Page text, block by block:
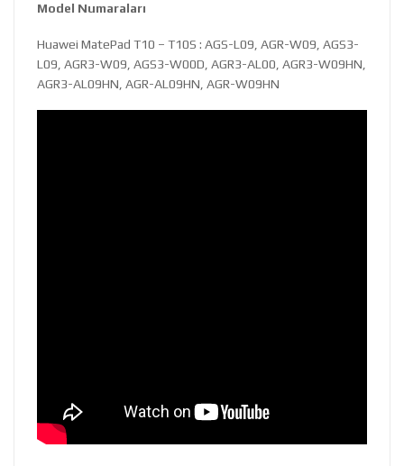
Model Numaraları
Huawei MatePad T10 – T10S : AGS-L09, AGR-W09, AGS3-
L09, AGR3-W09, AGS3-W00D, AGR3-AL00, AGR3-W09HN,
AGR3-AL09HN, AGR-AL09HN, AGR-W09HN